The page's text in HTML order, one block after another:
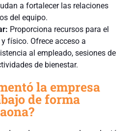
a fortalecer las relaciones
del equipo.
Proporciona recursos para el
físico. Ofrece acceso a
al empleado, sesiones de
de bienestar.
la empresa
de forma